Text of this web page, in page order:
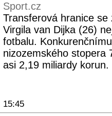
Sport.cz
Transferová hranice
Virgila van Dijka (26)
fotbalu.
nizozemského stopera
asi 2,19 miliardy
15:45